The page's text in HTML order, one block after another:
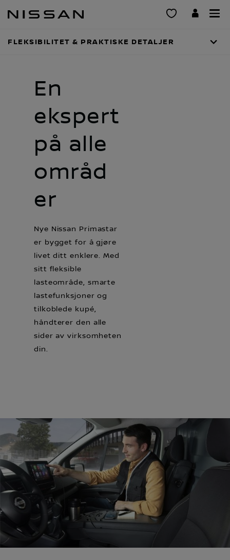
til
FLEKSIBILITET & PRAKTISKE DETALJER
En
ekspert
på alle
områd
er
KOMFORTABEL OG PRAKTISK
Nye Nissan Primastar
er bygget for å gjøre
livet ditt enklere. Med
sitt fleksible
lasteområde, smarte
lastefunksjoner og
tilkoblede kupé,
håndterer den alle
sider av virksomheten
din.